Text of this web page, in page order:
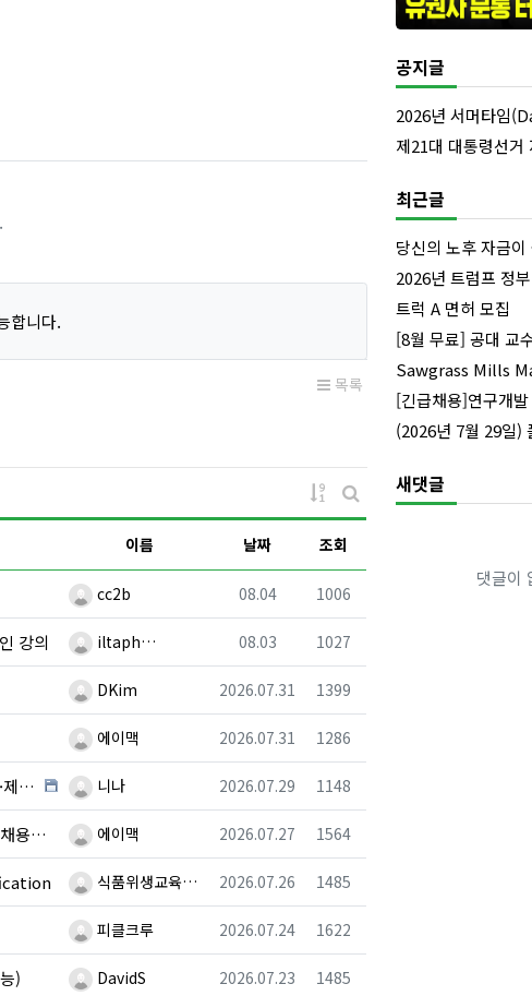
합니다.
목록
게시물 정렬
게시판 검색
이름 날짜 조회
등록자cc2b 등록일
08.04 조회
1006
강의 등록자iltaph… 등록일
08.03 조회
1027
등록자DKim 등록일
2026.07.31 조회
1399
등록자에이맥 등록일
2026.07.31 조회
1286
리… 등록자니나 등록일
2026.07.29 조회
1148
다. 등록자에이맥 등록일
2026.07.27 조회
1564
등록자식품위생교육… 등록일
2026.07.26 조회
1485
등록자피클크루 등록일
2026.07.24 조회
1622
) 등록자DavidS 등록일
2026.07.23 조회
1485
공지글
최근글
트럭 A 면허 모집
Sawgrass Mills
새댓글
댓글이